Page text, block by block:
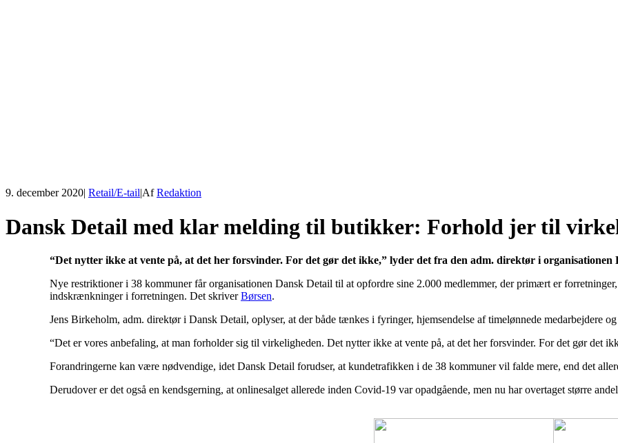
9. december 2020| Retail/E-tail|AfRedaktion
Dansk Detail med klar melding til butikker: Forhold jer til
“Det nytter ikke at vente på, at det her forsvinder. For det gør det ikke,” lyder det fra den adm. direktør i
Nye restriktioner i 38 kommuner får organisationen Dansk Detail til at opfordre sine 2.000 medlemmer, der primært er
indskrænkninger i forretningen. Det skriverBørsen.
Jens Birkeholm, adm. direktør i Dansk Detail, oplyser, at der både tænkes i fyringer, hjemsendelse af timelønnede medarbejdere
“Det er vores anbefaling, at man forholder sig til virkeligheden. Det nytter ikke at vente på, at det her forsvinder. For det gør det
Forandringerne kan være nødvendige, idet Dansk Detail forudser, at kundetrafikken i de 38 kommuner vil falde mere, end det
Derudover er det også en kendsgerning, at onlinesalget allerede inden Covid-19 var opadgående, men nu har overtaget større